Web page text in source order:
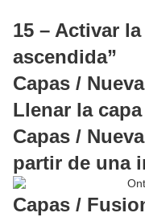
15 – Activar
ascendida”
Capas /
Llenar la
Capas /
partir de una
Capas /